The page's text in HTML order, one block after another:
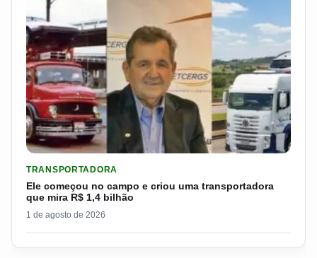
TRANSPORTADORA
Ele começou no campo e criou uma transportadora
que mira R$ 1,4 bilhão
1 de agosto de 2026